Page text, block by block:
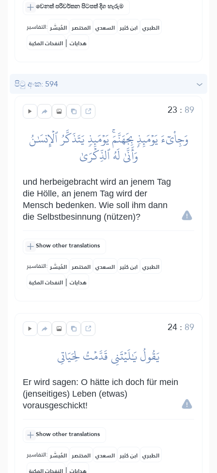
වෙනත් පරිවර්තන පිටපත් දිග හැරුම
التفاسير: المُيسَّر المختصر السعدي ابن كثير الطبري
النفحات المكية | هدايات
පිටු අංක: 594
23 : 89
وَجِاْيٓءَ يَوۡمَئِذِۭ بِجَهَنَّمَۚ يَوۡمَئِذٖ يَتَذَكَّرُ ٱلۡإِنسَٰنُ
وَأَنَّىٰ لَهُ ٱلذِّكۡرَىٰ
und herbeigebracht wird an jenem Tag
die Hölle, an jenem Tag wird der
Mensch bedenken. Wie soll ihm dann
die Selbstbesinnung (nützen)?
Show other translations
التفاسير: المُيسَّر المختصر السعدي ابن كثير الطبري
النفحات المكية | هدايات
24: 89
يَقُولُ يَٰلَيۡتَنِي قَدَّمۡتُ لِحَيَاتِي
Er wird sagen: O hätte ich doch für mein
(jenseitiges) Leben (etwas)
vorausgeschickt!
Show other translations
التفاسير: المُيسَّر المختصر السعدي ابن كثير الطبري
|